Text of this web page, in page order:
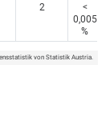
2
<
0,005
%
von Statistik Austria.